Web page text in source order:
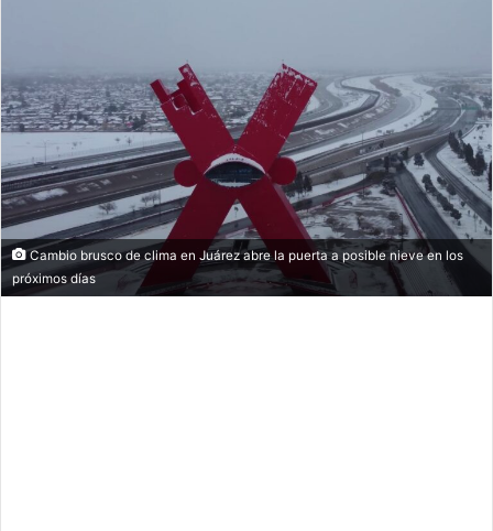
Cambio brusco de clima en Juárez abre la puerta a posible nieve en los
próximos días